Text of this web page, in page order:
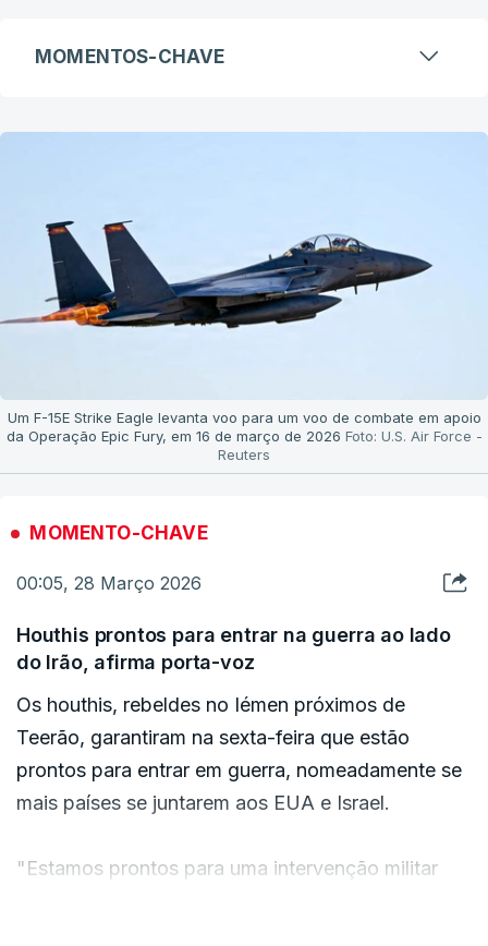
MOMENTOS-CHAVE
Um F-15E Strike Eagle levanta voo para um voo de combate em apoio
da Operação Epic Fury, em 16 de março de 2026 Foto: U.S. Air Force -
Reuters
MOMENTO-CHAVE
00:05, 28 Março 2026
Houthis prontos para entrar na guerra ao lado
do Irão, afirma porta-voz
Os houthis, rebeldes no Iémen próximos de
Teerão, garantiram na sexta-feira que estão
prontos para entrar em guerra, nomeadamente se
mais países se juntarem aos EUA e Israel.
"Estamos prontos para uma intervenção militar